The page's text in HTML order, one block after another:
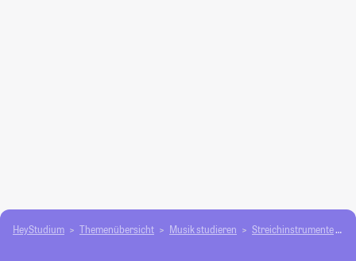
HeyStudium Themenübersicht Musik studieren Streichinstrumente